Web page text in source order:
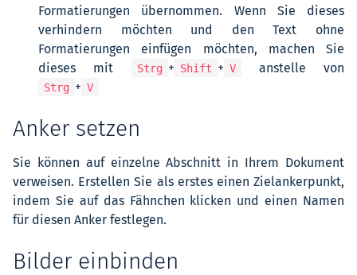
Formatierungen übernommen. Wenn Sie dieses
verhindern möchten und den Text ohne
Formatierungen einfügen möchten, machen Sie
dieses mit
Strg + Shift + V anstelle von
Strg + V
Anker setzen
Sie können auf einzelne Abschnitt in Ihrem Dokument
verweisen. Erstellen Sie als erstes einen Zielankerpunkt,
indem Sie auf das Fähnchen klicken und einen Namen
für diesen Anker festlegen.
Bilder einbinden